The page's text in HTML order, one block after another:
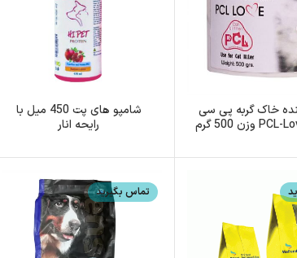
خاک گربه پی سی
شامپو های پت 450 میل با
رایحه انار
تماس بگیرید